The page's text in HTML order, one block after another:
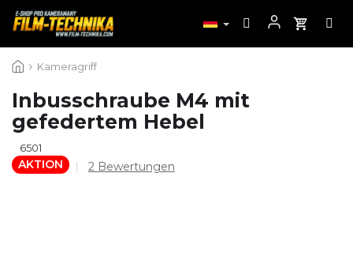
Inhalt Kameragriff
Inbusschraube M4 mit
gefedertem Hebel
6501
AKTION
Die
2 Bewertungen